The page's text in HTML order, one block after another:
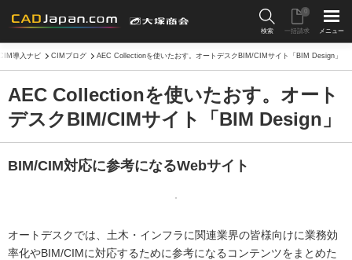
検索 一括請求
0
メニュー
導入ナビ CIMブログ AEC Collectionを使いたおす。オートデスクBIM/CIMサイト「BIM Design」
AEC Collectionを使いたおす。オート
デスクBIM/CIMサイト「BIM Design」
BIM/CIM対応に参考になるWebサイト
オートデスクでは、土木・インフラに関連業界の皆様向けに業務効
率化やBIM/CIMに対応するために参考になるコンテンツをまとめた